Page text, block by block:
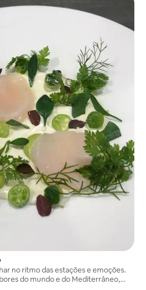
no ritmo das estações e emoções.
do mundo e do Mediterrâneo,